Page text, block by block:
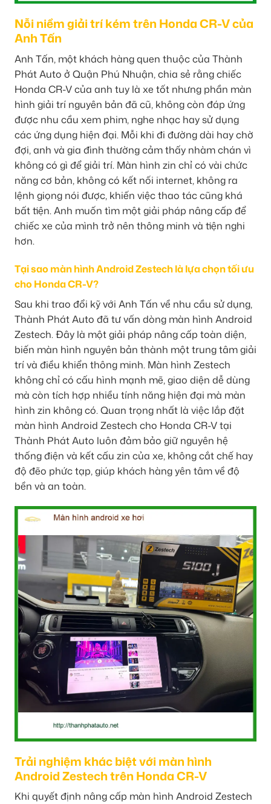
Nỗi niềm giải trí kém trên Honda CR-V của
Anh Tấn
Anh Tấn, một khách hàng quen thuộc của Thành
Phát Auto ở Quận Phú Nhuận, chia sẻ rằng chiếc
Honda CR-V của anh tuy là xe tốt nhưng phần màn
hình giải trí nguyên bản đã cũ, không còn đáp ứng
được nhu cầu xem phim, nghe nhạc hay sử dụng
các ứng dụng hiện đại. Mỗi khi đi đường dài hay chờ
đợi, anh và gia đình thường cảm thấy nhàm chán vì
không có gì để giải trí. Màn hình zin chỉ có vài chức
năng cơ bản, không có kết nối internet, không ra
lệnh giọng nói được, khiến việc thao tác cũng khá
bất tiện. Anh muốn tìm một giải pháp nâng cấp để
chiếc xe của mình trở nên thông minh và tiện nghi
hơn.
Tại sao màn hình Android Zestech là lựa chọn tối ưu
cho Honda CR-V?
Sau khi trao đổi kỹ với Anh Tấn về nhu cầu sử dụng,
Thành Phát Auto đã tư vấn dòng màn hình Android
Zestech. Đây là một giải pháp nâng cấp toàn diện,
biến màn hình nguyên bản thành một trung tâm giải
trí và điều khiển thông minh. Màn hình Zestech
không chỉ có cấu hình mạnh mẽ, giao diện dễ dùng
mà còn tích hợp nhiều tính năng hiện đại mà màn
hình zin không có. Quan trọng nhất là việc lắp đặt
màn hình Android Zestech cho Honda CR-V tại
Thành Phát Auto luôn đảm bảo giữ nguyên hệ
thống điện và kết cấu zin của xe, không cắt chế hay
độ đẽo phức tạp, giúp khách hàng yên tâm về độ
bền và an toàn.
Trải nghiệm khác biệt với màn hình
Android Zestech trên Honda CR-V
Khi quyết định nâng cấp màn hình Android Zestech